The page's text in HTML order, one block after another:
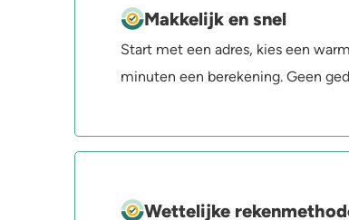
Makkelijk en snel
Start met een adres, kies een
minuten een berekening. Geen
Wettelijke